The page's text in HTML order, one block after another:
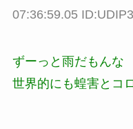
07:36:59.05
ずーっと雨だもんな
世界的にも蝗害とコ